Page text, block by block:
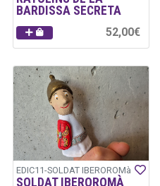
BARDISSA SECRETA
52,00€
EDIC11-SOLDAT IBEROROMà
SOLDAT IBEROROMÀ